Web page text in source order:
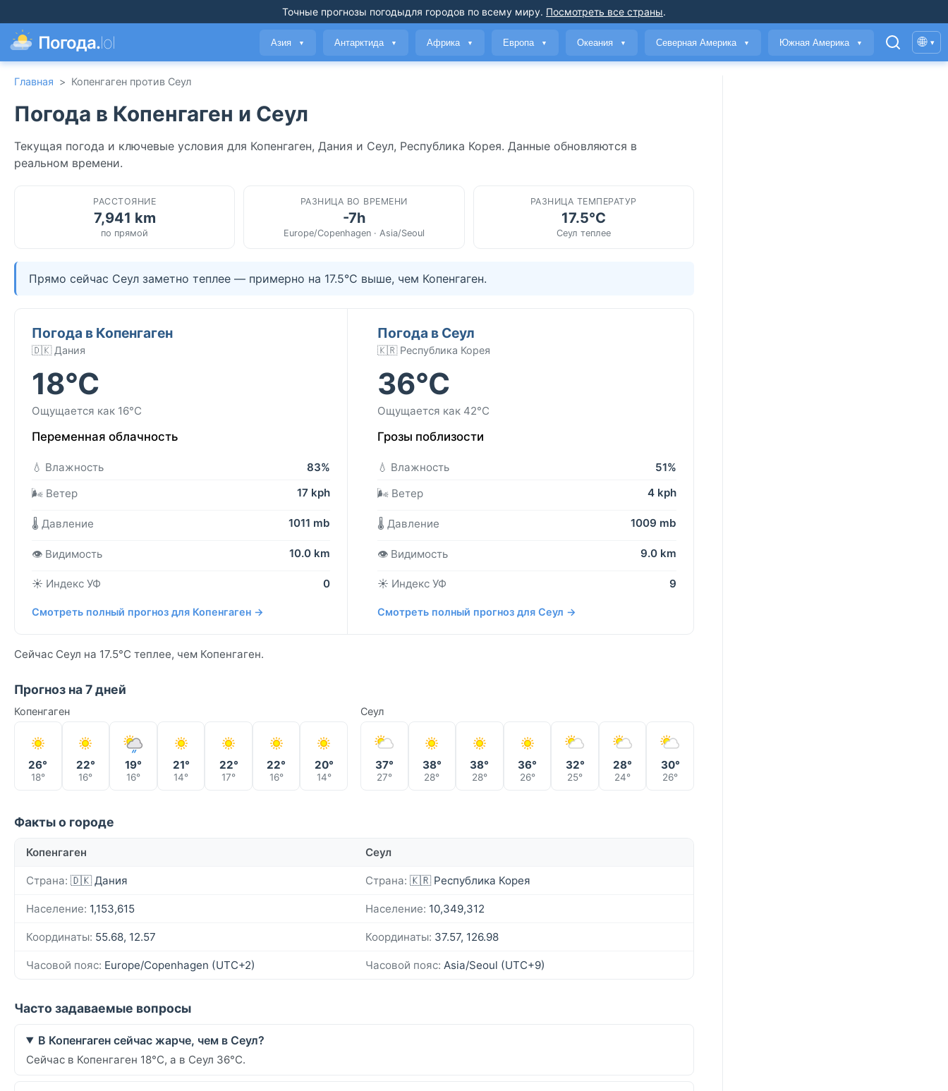
Точные прогнозы погодыдля городов по всему миру. Посмотреть все страны.
Погода.lol Азия ▼ Антарктида ▼ Африка ▼ Европа ▼ Океания ▼ Северная Америка ▼ Южная Америка ▼ 🌐 ▾
Главная > Копенгаген против Сеул
Погода в Копенгаген и Сеул
Текущая погода и ключевые условия для Копенгаген, Дания и Сеул, Республика Корея. Данные обновляются в
реальном времени.
РАССТОЯНИЕ
7,941 km
по прямой
РАЗНИЦА ВО ВРЕМЕНИ
-7h
Europe/Copenhagen · Asia/Seoul
РАЗНИЦА ТЕМПЕРАТУР
17.5°C
Сеул теплее
Прямо сейчас Сеул заметно теплее — примерно на 17.5°C выше, чем Копенгаген.
Погода в Копенгаген
🇩🇰 Дания
18°C
Ощущается как 16°C
Переменная облачность
💧 Влажность
83%
🌬️ Ветер
17 kph
🌡️ Давление 1011 mb
👁️ Видимость 10.0 km
☀️ Индекс УФ 0
Смотреть полный прогноз для Копенгаген →
Погода в Сеул
🇰🇷 Республика Корея
36°C
Ощущается как 42°C
Грозы поблизости
💧 Влажность
51%
🌬️ Ветер
4 kph
🌡️ Давление 1009 mb
👁️ Видимость 9.0 km
☀️ Индекс УФ 9
Смотреть полный прогноз для Сеул →
Сейчас Сеул на 17.5°C теплее, чем Копенгаген.
Прогноз на 7 дней
Копенгаген
26°
18°
22°
16°
19°
16°
21°
14°
22°
17°
22°
16°
20°
14°
Сеул
37°
27°
38°
28°
38°
28°
36°
26°
32°
25°
28°
24°
30°
26°
Факты о городе
Копенгаген Сеул
Страна: 🇩🇰 Дания Страна: 🇰🇷 Республика Корея
Население: 1,153,615 Население: 10,349,312
Координаты: 55.68, 12.57 Координаты: 37.57, 126.98
Часовой пояс: Europe/Copenhagen (UTC+2) Часовой пояс: Asia/Seoul (UTC+9)
Часто задаваемые вопросы
В Копенгаген сейчас жарче, чем в Сеул?
Сейчас в Копенгаген 18°C, а в Сеул 36°C.